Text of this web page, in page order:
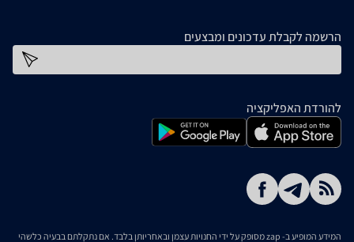
הרשמה לקבלת עדכונים ומבצעים
להורדת האפליקציה
המידע המופיע ב- zap מסופק על ידי החנויות עצמן ובאחריותן בלבד. אם נתקלתם בבעיה כלשהי